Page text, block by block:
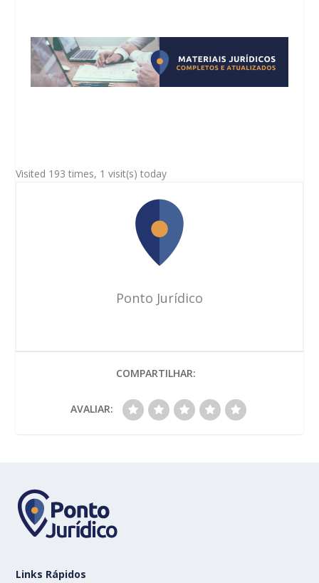
Visited 193 times, 1 visit(s) today
Ponto Jurídico
COMPARTILHAR:
AVALIAR:
Links Rápidos